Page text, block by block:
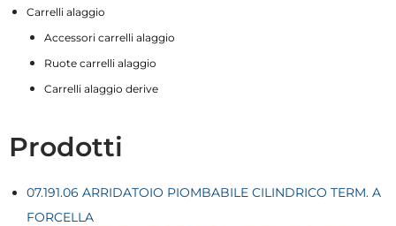
Carrelli alaggio
Accessori carrelli alaggio
Ruote carrelli alaggio
Carrelli alaggio derive
Prodotti
07.191.06 ARRIDATOIO PIOMBABILE CILINDRICO TERM. A
FORCELLA